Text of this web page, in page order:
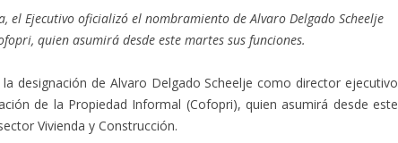
el Ejecutivo oficializó el nombramiento de Alvaro Delgado Scheelje
quien asumirá desde este martes sus funciones.
designación de Alvaro Delgado Scheelje como director ejecutivo
de la Propiedad Informal (Cofopri), quien asumirá desde este
Vivienda y Construcción.